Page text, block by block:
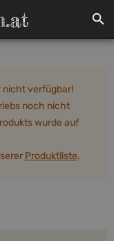
nicht verfügbar!
noch nicht
wurde auf
Produktliste.